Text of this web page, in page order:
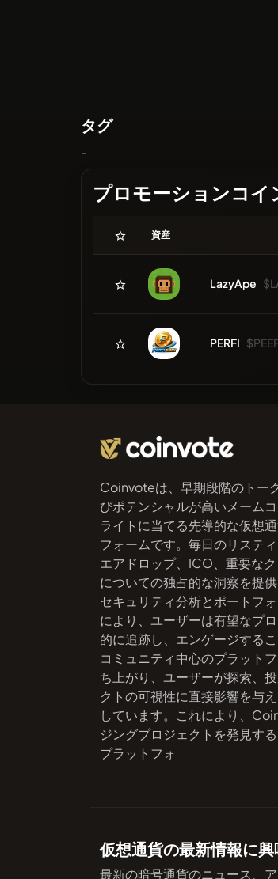
タグ
-
プロモーションコイ
資産
LazyApe
PERFI
Coinvoteは、早期段階のトー
びポテンシャルが高いメーム
ライトに当てる先導的な仮想
フォームです。毎日のリスティ
エアドロップ、ICO、重要な
についての独占的な洞察を提
セキュリティ分析とポートフ
により、ユーザーは有望なプ
的に追跡し、エンゲージするこ
コミュニティ中心のプラット
ち上がり、ユーザーが探索、
クトの可視性に直接影響を与
しています。これにより、
ジングプロジェクトを発見す
プラットフォ
仮想通貨の最新情報に
最新の暗号通貨のニュース、